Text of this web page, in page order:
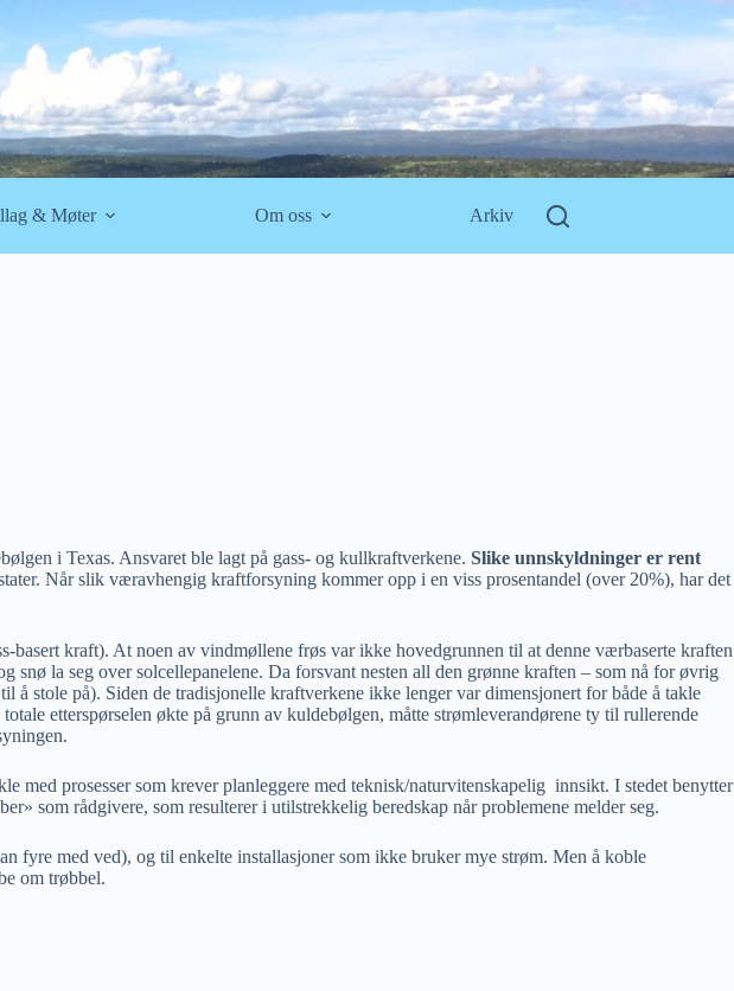
& Møter Om oss Arkiv
i Texas. Ansvaret ble lagt på gass- og kullkraftverkene. Slike unnskyldninger er rent
Når slik væravhengig kraftforsyning kommer opp i en viss prosentandel (over 20%), har det
basert kraft). At noen av vindmøllene frøs var ikke hovedgrunnen til at denne værbaserte kraften
snø la seg over solcellepanelene. Da forsvant nesten all den grønne kraften – som nå for øvrig
å stole på). Siden de tradisjonelle kraftverkene ikke lenger var dimensjonert for både å takle
etterspørselen økte på grunn av kuldebølgen, måtte strømleverandørene ty til rullerende
med prosesser som krever planleggere med teknisk/naturvitenskapelig innsikt. I stedet benytter
som rådgivere, som resulterer i utilstrekkelig beredskap når problemene melder seg.
fyre med ved), og til enkelte installasjoner som ikke bruker mye strøm. Men å koble
om trøbbel.